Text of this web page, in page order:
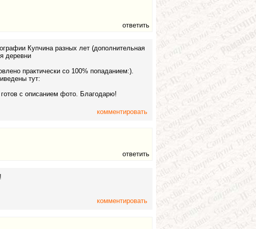
ответить
Купчина разных лет (дополнительная
деревни
практически со 100% попаданием:).
тут:
с описанием фото. Благодарю!
комментировать
ответить
комментировать